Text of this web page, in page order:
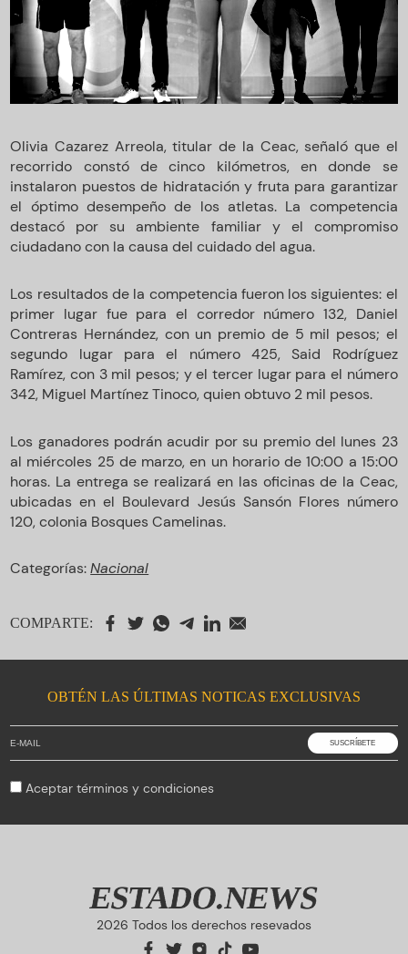
Olivia Cazarez Arreola, titular de la Ceac, señaló que el
recorrido constó de cinco kilómetros, en donde se
instalaron puestos de hidratación y fruta para garantizar
el óptimo desempeño de los atletas. La competencia
destacó por su ambiente familiar y el compromiso
ciudadano con la causa del cuidado del agua.
Los resultados de la competencia fueron los siguientes: el
primer lugar fue para el corredor número 132, Daniel
Contreras Hernández, con un premio de 5 mil pesos; el
segundo lugar para el número 425, Said Rodríguez
Ramírez, con 3 mil pesos; y el tercer lugar para el número
342, Miguel Martínez Tinoco, quien obtuvo 2 mil pesos.
Los ganadores podrán acudir por su premio del lunes 23
al miércoles 25 de marzo, en un horario de 10:00 a 15:00
horas. La entrega se realizará en las oficinas de la Ceac,
ubicadas en el Boulevard Jesús Sansón Flores número
120, colonia Bosques Camelinas.
Categorías:Nacional
COMPARTE:
OBTÉN LAS ÚLTIMAS NOTICAS EXCLUSIVAS
Aceptartérminos y condiciones
ESTADO.NEWS
2026 Todos los derechos resevados